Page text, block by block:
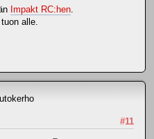
Impakt RC:hen.
alle.
#11